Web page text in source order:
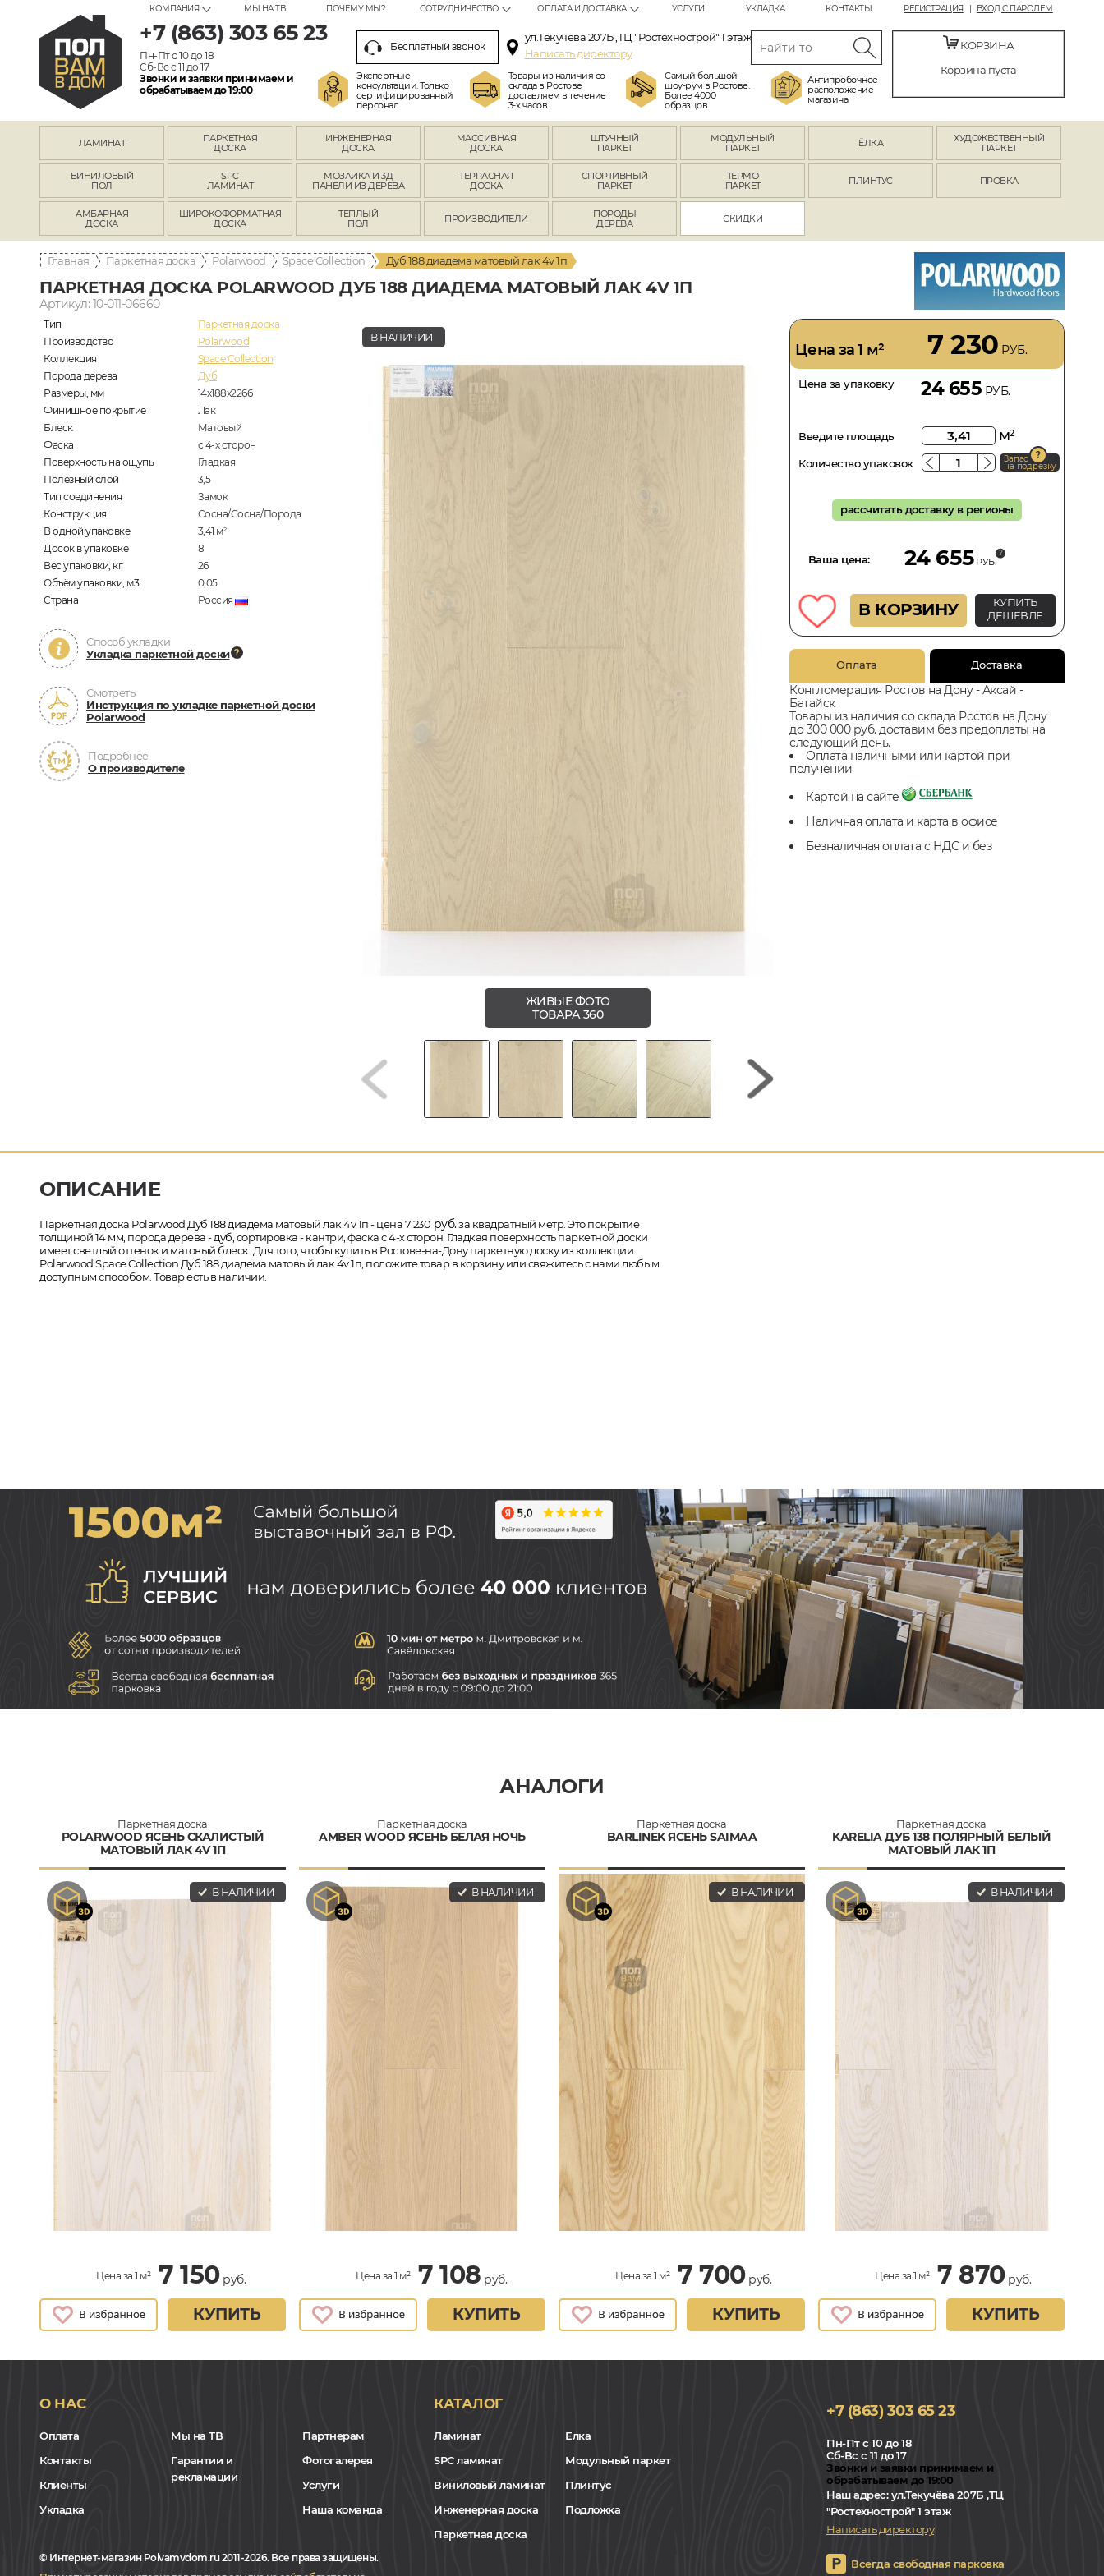
РЕГИСТРАЦИЯ ВХОД С ПАРОЛЕМ
КОМПАНИЯ МЫ НА ТВ ПОЧЕМУ МЫ? СОТРУДНИЧЕСТВО ОПЛАТА И ДОСТАВКА УСЛУГИ УКЛАДКА КОНТАКТЫ
+7 (863) 303 65 23
Пн-Пт с 10 до 18
Сб-Вс с 11 до 17
Звонки и заявки принимаем и
обрабатываем до 19:00
Бесплатный звонок
ул.Текучёва 207Б ,ТЦ "Ростехнострой" 1 этаж
Написать директору
Экспертные
консультации. Только
сертифицированный
персонал
Товары из наличия со
склада в Ростове
доставляем в течение
3-х часов
Самый большой
шоу-рум в Ростове.
Более 4000
образцов
Антипробочное
расположение
магазина
КОРЗИНА
Корзина пуста
ЛАМИНАТ
ПАРКЕТНАЯ
ДОСКА
ИНЖЕНЕРНАЯ
ДОСКА
МАССИВНАЯ
ДОСКА
ШТУЧНЫЙ
ПАРКЕТ
МОДУЛЬНЫЙ
ПАРКЕТ
ЁЛКА
ХУДОЖЕСТВЕННЫЙ
ПАРКЕТ
ВИНИЛОВЫЙ
ПОЛ
SPC
ЛАМИНАТ
МОЗАИКА И 3Д
ПАНЕЛИ ИЗ ДЕРЕВА
ТЕРРАСНАЯ
ДОСКА
СПОРТИВНЫЙ
ПАРКЕТ
ТЕРМО
ПАРКЕТ
ПЛИНТУС ПРОБКА
АМБАРНАЯ
ДОСКА
ШИРОКОФОРМАТНАЯ
ДОСКА
ТЕПЛЫЙ
ПОЛ
ПРОИЗВОДИТЕЛИ
ПОРОДЫ
ДЕРЕВА
СКИДКИ
Главная Паркетная доска Polarwood Space Collection Дуб 188 диадема матовый лак 4v 1п
ПАРКЕТНАЯ ДОСКА POLARWOOD ДУБ 188 ДИАДЕМА МАТОВЫЙ ЛАК 4V 1П
Артикул: 10-011-06660
Тип
Паркетная доска
Производство
Polarwood
Коллекция
Space Collection
Порода дерева
Дуб
Размеры, мм
14х188х2266
Финишное покрытие
Лак
Блеск
Матовый
Фаска
с 4-х сторон
Поверхность на ощупь
Гладкая
Полезный слой
3,5
Тип соединения
Замок
Конструкция
Сосна/Сосна/Порода
В одной упаковке
3,41 м2
Досок в упаковке
8
Вес упаковки, кг
26
Объём упаковки, м3
0,05
Страна
Россия
Способ укладки
Укладка паркетной доски
Смотреть
Инструкция по укладке паркетной доски
Polarwood
Подробнее
О производителе
В НАЛИЧИИ
ЖИВЫЕ ФОТО
ТОВАРА 360
Цена за 1 м² 7 230 РУБ.
Цена за упаковку 24 655 РУБ.
Введите площадь м2
Количество упаковок Запас
на подрезку
рассчитать доставку в регионы
Ваша цена: 24 655 РУБ.
В КОРЗИНУ
КУПИТЬ
ДЕШЕВЛЕ
Оплата Доставка
Конгломерация Ростов на Дону - Аксай -
Батайск
Товары из наличия со склада Ростов на Дону
до 300 000 руб. доставим без предоплаты на
следующий день.
Оплата наличными или картой при
получении
Картой на сайте
Наличная оплата и карта в офисе
Безналичная оплата с НДС и без
ОПИСАНИЕ
Паркетная доска Polarwood Дуб 188 диадема матовый лак 4v 1п - цена 7 230 руб.за квадратный метр. Это покрытие
толщиной 14 мм, порода дерева - дуб, сортировка - кантри, фаска с 4-х сторон. Гладкая поверхность паркетной доски
имеет светлый оттенок и матовый блеск. Для того, чтобы купить в Ростове-на-Дону паркетную доску из коллекции
Polarwood Space Collection Дуб 188 диадема матовый лак 4v 1п, положите товар в корзину или свяжитесь с нами любым
доступным способом. Товар есть в наличии.
АНАЛОГИ
Паркетная доска
POLARWOOD ЯСЕНЬ СКАЛИСТЫЙ
МАТОВЫЙ ЛАК 4V 1П
В НАЛИЧИИ
Цена за 1 м² 7 150руб.
КУПИТЬ
Паркетная доска
AMBER WOOD ЯСЕНЬ БЕЛАЯ НОЧЬ
В НАЛИЧИИ
Цена за 1 м² 7 108 руб.
КУПИТЬ
Паркетная доска
BARLINEK ЯСЕНЬ SAIMAA
В НАЛИЧИИ
Цена за 1 м² 7 700руб.
КУПИТЬ
Паркетная доска
KARELIA ДУБ 138 ПОЛЯРНЫЙ БЕЛЫЙ
МАТОВЫЙ ЛАК 1П
В НАЛИЧИИ
Цена за 1 м² 7 870руб.
КУПИТЬ
О НАС
Оплата
Контакты
Клиенты
Укладка
Мы на ТВ
Гарантии и
рекламации
Партнерам
Фотогалерея
Услуги
Наша команда
КАТАЛОГ
Ламинат
SPC ламинат
Виниловый ламинат
Инженерная доска
Паркетная доска
Елка
Модульный паркет
Плинтус
Подложка
+7 (863) 303 65 23
Пн-Пт с 10 до 18
Сб-Вс с 11 до 17
Звонки и заявки принимаем и
обрабатываем до 19:00
Наш адрес:ул.Текучёва 207Б ,ТЦ
"Ростехнострой" 1 этаж
Написать директору
Всегда свободная парковка
© Интернет-магазин Polvamvdom.ru 2011-2026. Все права защищены.